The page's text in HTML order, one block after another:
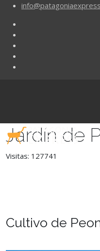
Jardín de
Visitas: 127741
Cultivo de